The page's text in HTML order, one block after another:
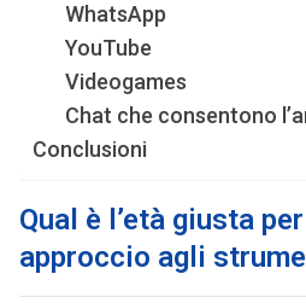
WhatsApp
YouTube
Videogames
Chat che consentono
Conclusioni
Qual è l’età giusta
approccio agli